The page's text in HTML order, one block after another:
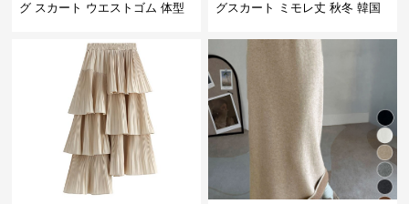
グ スカート ウエストゴム 体型
グスカート ミモレ丈 秋冬 韓国